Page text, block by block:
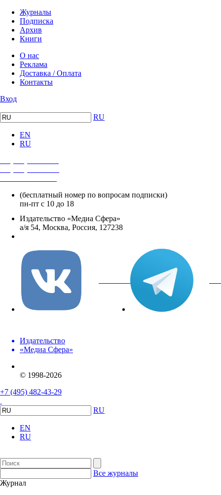
Журналы
Подписка
Архив
Книги
О нас
Реклама
Доставка / Оплата
Контакты
Вход
RU
EN
RU
(бесплатный номер по вопросам подписки)
пн-пт с 10 до 18
Издательство «Медиа Сфера»
а/я 54, Москва, Россия, 127238
вКонтакте
Издательство
«Медиа Сфера»
© 1998-2026
+7 (495) 482-43-29
RU
EN
RU
Все журналы
Журнал